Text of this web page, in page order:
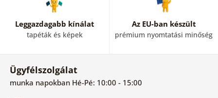
Leggazdagabb kínálat
tapéták és képek
Az EU-ban készült
prémium nyomtatási minőség
Ügyfélszolgálat
munka napokban Hé-Pé: 10:00 - 15:00